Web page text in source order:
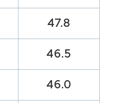
47.8
46.5
46.0